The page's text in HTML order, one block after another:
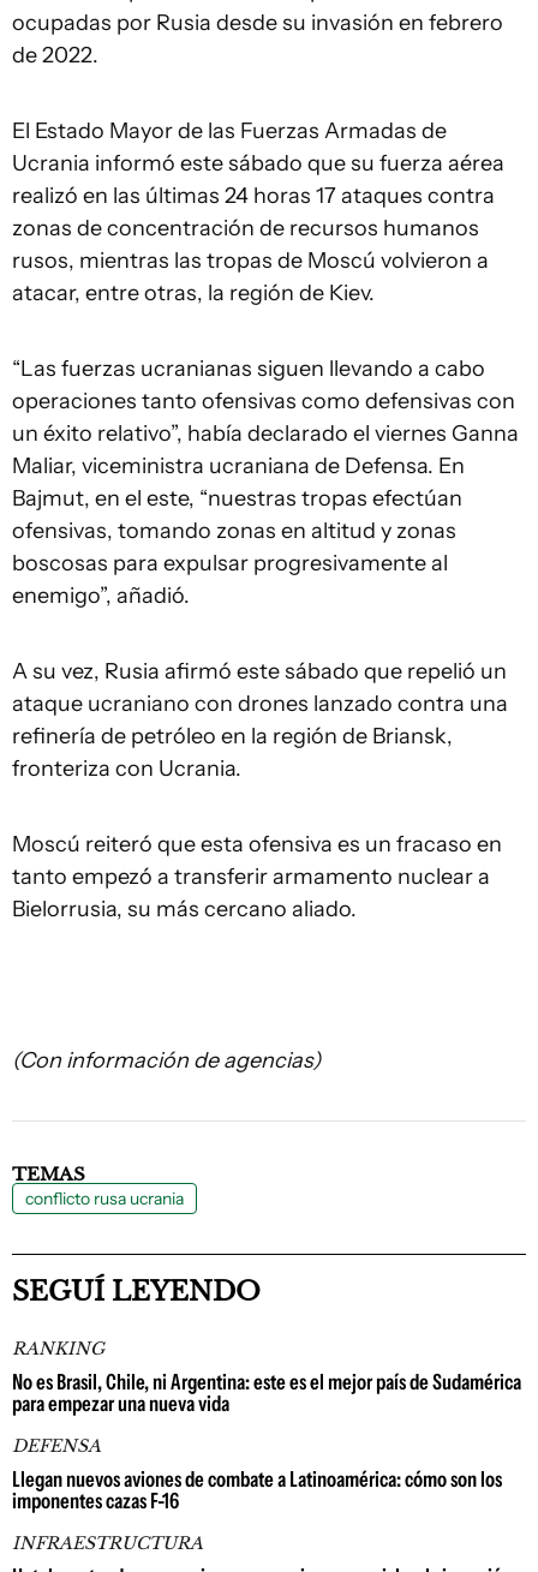
ocupadas por Rusia desde su invasión en febrero
de 2022.
El Estado Mayor de las Fuerzas Armadas de
Ucrania informó este sábado que su fuerza aérea
realizó en las últimas 24 horas 17 ataques contra
zonas de concentración de recursos humanos
rusos, mientras las tropas de Moscú volvieron a
atacar, entre otras, la región de Kiev.
“Las fuerzas ucranianas siguen llevando a cabo
operaciones tanto ofensivas como defensivas con
un éxito relativo”, había declarado el viernes Ganna
Maliar, viceministra ucraniana de Defensa. En
Bajmut, en el este, “nuestras tropas efectúan
ofensivas, tomando zonas en altitud y zonas
boscosas para expulsar progresivamente al
enemigo”, añadió.
A su vez, Rusia afirmó este sábado que repelió un
ataque ucraniano con drones lanzado contra una
refinería de petróleo en la región de Briansk,
fronteriza con Ucrania.
Moscú reiteró que esta ofensiva es un fracaso en
tanto empezó a transferir armamento nuclear a
Bielorrusia, su más cercano aliado.
(Con información de agencias)
TEMAS
conflicto rusa ucrania
SEGUÍ LEYENDO
RANKING
No es Brasil, Chile, ni Argentina: este es el mejor país de Sudamérica
para empezar una nueva vida
DEFENSA
Llegan nuevos aviones de combate a Latinoamérica: cómo son los
imponentes cazas F-16
INFRAESTRUCTURA